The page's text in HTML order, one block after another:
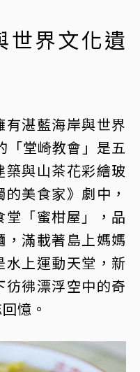
世界文化遺
湛藍海岸與世界
「堂崎教會」是五
與山茶花彩繪玻
美食家》劇中，
「蜜柑屋」，品
滿載著島上媽媽
上運動天堂，新
彿漂浮空中的奇
憶。